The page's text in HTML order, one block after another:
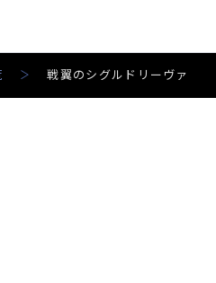
戦翼のシグルドリーヴァ